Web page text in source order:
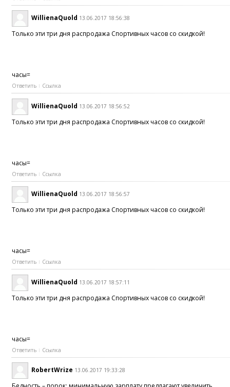
WillienaQuold 13.06.2017 18:56:38
Только эти три дня распродажа Спортивных часов со скидкой!
часы=
Ответить Ссылка
WillienaQuold 13.06.2017 18:56:52
Только эти три дня распродажа Спортивных часов со скидкой!
часы=
Ответить Ссылка
WillienaQuold 13.06.2017 18:56:57
Только эти три дня распродажа Спортивных часов со скидкой!
часы=
Ответить Ссылка
WillienaQuold 13.06.2017 18:57:11
Только эти три дня распродажа Спортивных часов со скидкой!
часы=
Ответить Ссылка
RobertWrize 13.06.2017 19:33:28